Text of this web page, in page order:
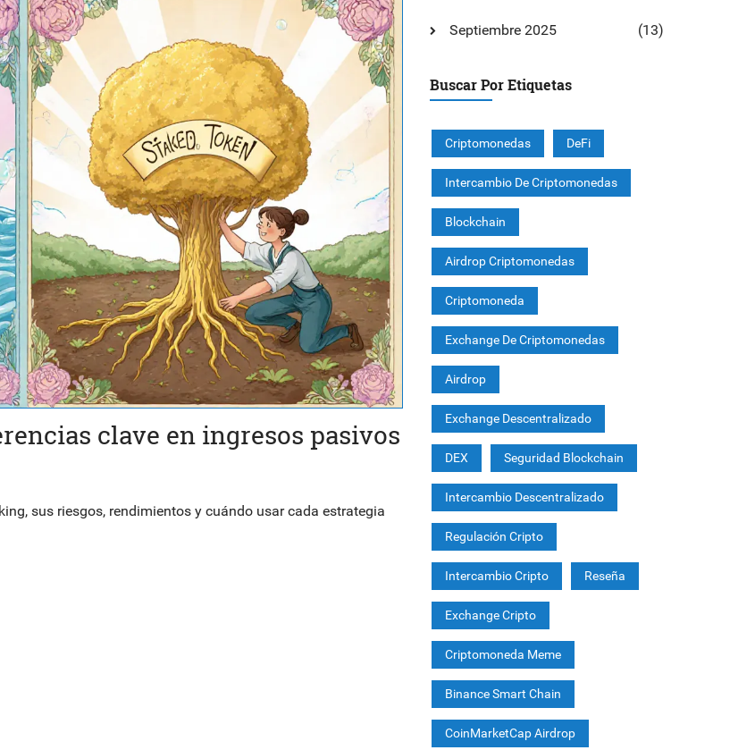
clave en ingresos pasivos
sus riesgos, rendimientos y cuándo usar cada estrategia
Septiembre 2025 (13)
Buscar Por Etiquetas
Criptomonedas DeFi
Intercambio De Criptomonedas
Blockchain
Airdrop Criptomonedas
Criptomoneda
Exchange De Criptomonedas
Airdrop
Exchange Descentralizado
DEX Seguridad Blockchain
Intercambio Descentralizado
Regulación Cripto
Intercambio Cripto Reseña
Exchange Cripto
Criptomoneda Meme
Binance Smart Chain
CoinMarketCap Airdrop